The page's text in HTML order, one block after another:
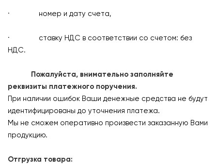
· номер и дату счета,
· ставку НДС в соответствии со счетом: без
НДС.
Пожалуйста, внимательно заполняйте
реквизиты платежного поручения.
При наличии ошибок Ваши денежные средства не будут
идентифицированы до уточнения платежа.
Мы не сможем оперативно произвести заказанную Вами
продукцию.
Отгрузка товара: